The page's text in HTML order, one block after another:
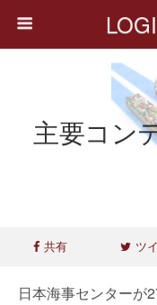
主要コン
共有 ツ
日本海事センターが